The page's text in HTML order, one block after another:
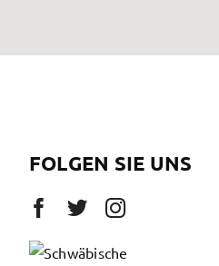
FOLGEN SIE UNS